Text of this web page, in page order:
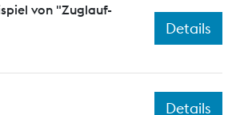
von "Zuglauf-
Details
Details